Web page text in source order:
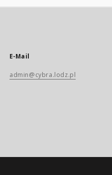
E-Mail
admin@cybra.lodz.pl